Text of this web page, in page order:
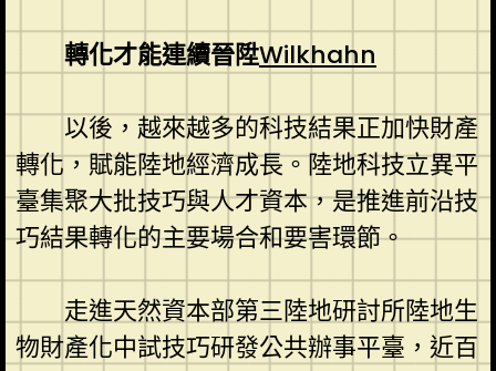
轉化才能連續晉陞Wilkhahn
以後，越來越多的科技結果正加快財產
轉化，賦能陸地經濟成長。陸地科技立異平
臺集聚大批技巧與人才資本，是推進前沿技
巧結果轉化的主要場合和要害環節。
走進天然資本部第三陸地研討所陸地生
物財產化中試技巧研發公共辦事平臺，近百